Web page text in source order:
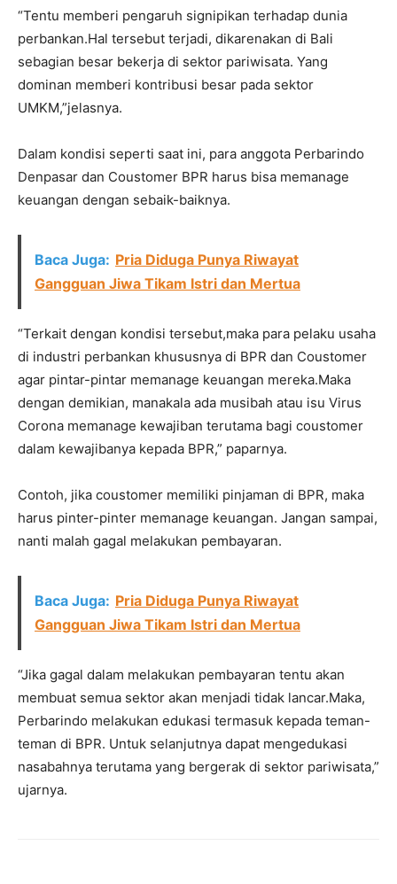
“Tentu memberi pengaruh signipikan terhadap dunia
perbankan.Hal tersebut terjadi, dikarenakan di Bali
sebagian besar bekerja di sektor pariwisata. Yang
dominan memberi kontribusi besar pada sektor
UMKM,”jelasnya.
Dalam kondisi seperti saat ini, para anggota Perbarindo
Denpasar dan Coustomer BPR harus bisa memanage
keuangan dengan sebaik-baiknya.
Baca Juga: Pria Diduga Punya Riwayat
Gangguan Jiwa Tikam Istri dan Mertua
“Terkait dengan kondisi tersebut,maka para pelaku usaha
di industri perbankan khususnya di BPR dan Coustomer
agar pintar-pintar memanage keuangan mereka.Maka
dengan demikian, manakala ada musibah atau isu Virus
Corona memanage kewajiban terutama bagi coustomer
dalam kewajibanya kepada BPR,” paparnya.
Contoh, jika coustomer memiliki pinjaman di BPR, maka
harus pinter-pinter memanage keuangan. Jangan sampai,
nanti malah gagal melakukan pembayaran.
Baca Juga: Pria Diduga Punya Riwayat
Gangguan Jiwa Tikam Istri dan Mertua
“Jika gagal dalam melakukan pembayaran tentu akan
membuat semua sektor akan menjadi tidak lancar.Maka,
Perbarindo melakukan edukasi termasuk kepada teman-
teman di BPR. Untuk selanjutnya dapat mengedukasi
nasabahnya terutama yang bergerak di sektor pariwisata,”
ujarnya.